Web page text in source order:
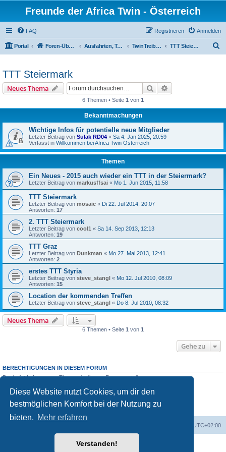
Diese Website nutzt Cookies, um dir den
bestmöglichen Komfort bei der Nutzung zu
bieten. Mehr erfahren
Verstanden!
Freunde der Africa Twin - Österreich
FAQ Anmelden
Registrieren
Portal Foren-Übersicht Ausfahrten, Treffen und Reisen TwinTreiberTreffen TTT Steiermark
TTT Steiermark
Neues Thema Suche
6 Themen • Seite 1 von 1
Bekanntmachungen
Wichtige Infos für potentielle neue Mitglieder
Letzter Beitrag von Sulak RD04 « Sa 4. Jan 2025, 20:59
Verfasst in Willkommen bei Africa Twin Österreich
Themen
Ein Neues - 2015 auch wieder ein TTT in der Steiermark?
Letzter Beitrag von markusffsai « Mo 1. Jun 2015, 11:58
TTT Steiermark
Letzter Beitrag von mosaic « Di 22. Jul 2014, 20:07
Antworten: 17
2. TTT Steiermark
Letzter Beitrag von cool1 « Sa 14. Sep 2013, 12:13
Antworten: 19
TTT Graz
Letzter Beitrag von Dunkman « Mo 27. Mai 2013, 12:41
Antworten: 2
erstes TTT Styria
Letzter Beitrag von steve_stangl « Mo 12. Jul 2010, 08:09
Antworten: 15
Location der kommenden Treffen
Letzter Beitrag von steve_stangl « Do 8. Jul 2010, 08:32
Neues Thema
6 Themen • Seite 1 von 1
Gehe zu
BERECHTIGUNGEN IN DIESEM FORUM
Du darfstkeineneuen Themen in diesem Forum erstellen.
Du darfst deine Beiträge in diesem Forumnicht ändern.
Du darfst keineDateianhänge in diesem Forum erstellen.
UTC+02:00
Powered byphpBB® Forum Software © phpBB Limited